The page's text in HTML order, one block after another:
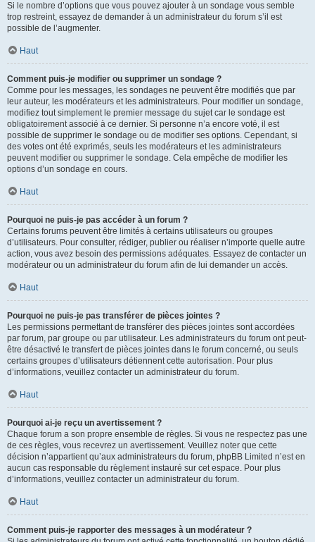
Si le nombre d’options que vous pouvez ajouter à un sondage vous semble
trop restreint, essayez de demander à un administrateur du forum s’il est
possible de l’augmenter.
Haut
Comment puis-je modifier ou supprimer un sondage ?
Comme pour les messages, les sondages ne peuvent être modifiés que par
leur auteur, les modérateurs et les administrateurs. Pour modifier un sondage,
modifiez tout simplement le premier message du sujet car le sondage est
obligatoirement associé à ce dernier. Si personne n’a encore voté, il est
possible de supprimer le sondage ou de modifier ses options. Cependant, si
des votes ont été exprimés, seuls les modérateurs et les administrateurs
peuvent modifier ou supprimer le sondage. Cela empêche de modifier les
options d’un sondage en cours.
Haut
Pourquoi ne puis-je pas accéder à un forum ?
Certains forums peuvent être limités à certains utilisateurs ou groupes
d’utilisateurs. Pour consulter, rédiger, publier ou réaliser n’importe quelle autre
action, vous avez besoin des permissions adéquates. Essayez de contacter un
modérateur ou un administrateur du forum afin de lui demander un accès.
Haut
Pourquoi ne puis-je pas transférer de pièces jointes ?
Les permissions permettant de transférer des pièces jointes sont accordées
par forum, par groupe ou par utilisateur. Les administrateurs du forum ont peut-
être désactivé le transfert de pièces jointes dans le forum concerné, ou seuls
certains groupes d’utilisateurs détiennent cette autorisation. Pour plus
d’informations, veuillez contacter un administrateur du forum.
Haut
Pourquoi ai-je reçu un avertissement ?
Chaque forum a son propre ensemble de règles. Si vous ne respectez pas une
de ces règles, vous recevrez un avertissement. Veuillez noter que cette
décision n’appartient qu’aux administrateurs du forum, phpBB Limited n’est en
aucun cas responsable du règlement instauré sur cet espace. Pour plus
d’informations, veuillez contacter un administrateur du forum.
Haut
Comment puis-je rapporter des messages à un modérateur ?